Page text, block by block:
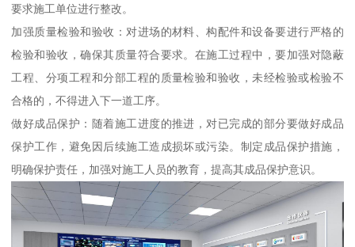
要求施工单位进行整改。
加强质量检验和验收：对进场的材料、构配件和设备要进行严格的
检验和验收，确保其质量符合要求。在施工过程中，要加强对隐蔽
工程、分项工程和分部工程的质量检验和验收，未经检验或检验不
合格的，不得进入下一道工序。
做好成品保护：随着施工进度的推进，对已完成的部分要做好成品
保护工作，避免因后续施工造成损坏或污染。制定成品保护措施，
明确保护责任，加强对施工人员的教育，提高其成品保护意识。